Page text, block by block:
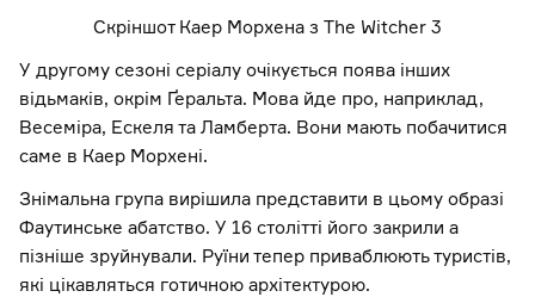
Скріншот Каер Морхена з The Witcher 3
У другому сезоні серіалу очікується поява інших
відьмаків, окрім Ґеральта. Мова йде про, наприклад,
Весеміра, Ескеля та Ламберта. Вони мають побачитися
саме в Каер Морхені.
Знімальна група вирішила представити в цьому образі
Фаутинське абатство. У 16 столітті його закрили а
пізніше зруйнували. Руїни тепер приваблюють туристів,
які цікавляться готичною архітектурою.